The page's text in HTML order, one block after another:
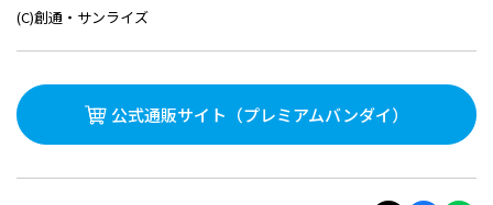
(C)創通・サンライズ
公式通販サイト （プレミアムバンダイ）